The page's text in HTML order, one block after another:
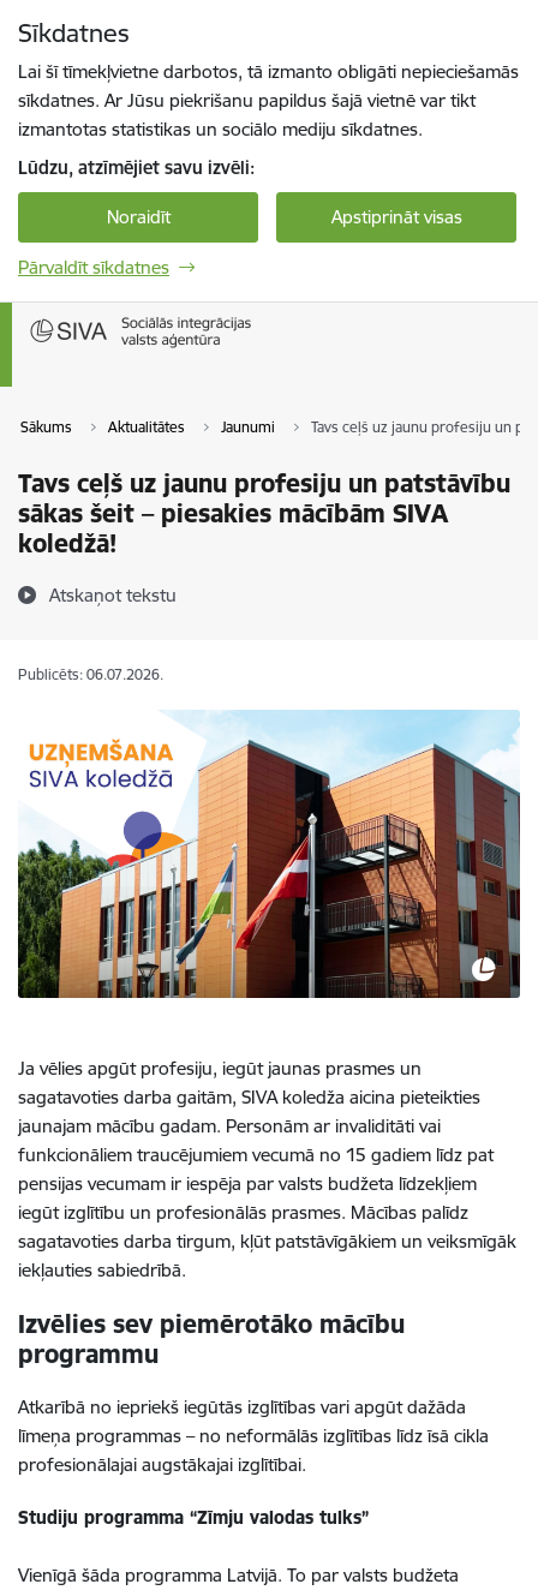
Sīkdatnes
Lai šī tīmekļvietne darbotos, tā izmanto obligāti nepieciešamās
sīkdatnes. Ar Jūsu piekrišanu papildus šajā vietnē var tikt
izmantotas statistikas un sociālo mediju sīkdatnes.
Lūdzu, atzīmējiet savu izvēli:
Noraidīt Apstiprināt visas
Pārvaldīt sīkdatnes
Sākums Aktualitātes Jaunumi Tavs ceļš uz jaunu profesiju un
Tavs ceļš uz jaunu profesiju un patstāvību
sākas šeit – piesakies mācībām SIVA
koledžā!
Atskaņot tekstu
Publicēts: 06.07.2026.
Ja vēlies apgūt profesiju, iegūt jaunas prasmes un
sagatavoties darba gaitām, SIVA koledža aicina pieteikties
jaunajam mācību gadam. Personām ar invaliditāti vai
funkcionāliem traucējumiem vecumā no 15 gadiem līdz pat
pensijas vecumam ir iespēja par valsts budžeta līdzekļiem
iegūt izglītību un profesionālās prasmes. Mācības palīdz
sagatavoties darba tirgum, kļūt patstāvīgākiem un veiksmīgāk
iekļauties sabiedrībā.
Izvēlies sev piemērotāko mācību
programmu
Atkarībā no iepriekš iegūtās izglītības vari apgūt dažāda
līmeņa programmas – no neformālās izglītības līdz īsā cikla
profesionālajai augstākajai izglītībai.
Studiju programma “Zīmju valodas tulks”
Vienīgā šāda programma Latvijā. To par valsts budžeta